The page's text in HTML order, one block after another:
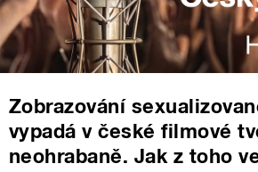
Zobrazování
vypadá v české filmové
neohrabaně. Jak z toho